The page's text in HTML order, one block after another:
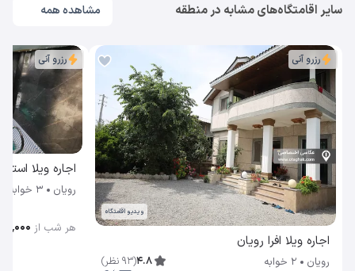
سایر اقامتگاه‌های مشابه در منطقه مشاهده همه
رزرو آنی
ویدیو اقامتگاه
اجاره ویلا افرا رویان
رویان 2 خوابه 4.8
(
93 نظر)
رزرو آنی
اجاره ویلا
رویان 3 خوابه
هر شب از